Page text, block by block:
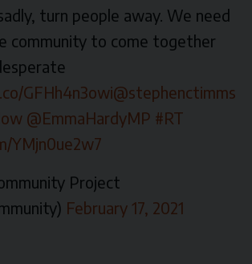
turn people away. We need
community to come together
GFHh4n3owi@stephenctimms
@EmmaHardyMP #RT
YMjn0ue2w7
Project
February 17, 2021